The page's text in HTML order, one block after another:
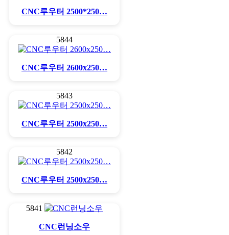
CNC루우터 2500*250…
5844
CNC루우터 2600x250…
5843
CNC루우터 2500x250…
5842
CNC루우터 2500x250…
5841
CNC런닝소우